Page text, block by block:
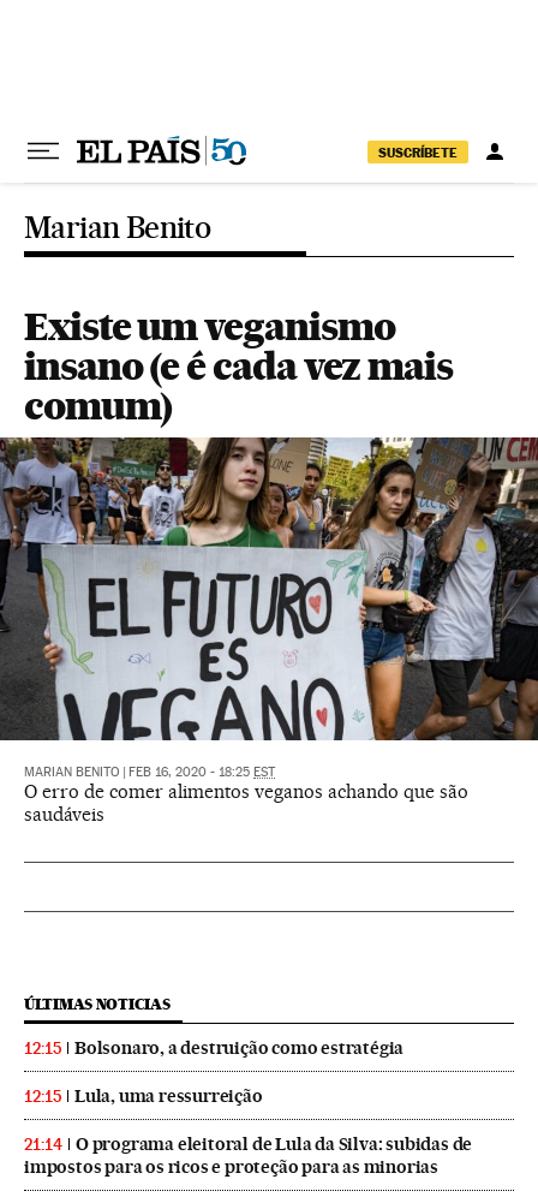
SUSCRÍBETE
Marian Benito
Existe um veganismo
insano (e é cada vez mais
comum)
MARIAN BENITO FEB 16, 2020 - 18:25 EST
O erro de comer alimentos veganos achando que são
saudáveis
ÚLTIMAS NOTICIAS
12:15 Bolsonaro, a destruição como estratégia
12:15 Lula, uma ressurreição
21:14
O programa eleitoral de Lula da Silva: subidas de
impostos para os ricos e proteção para as minorias